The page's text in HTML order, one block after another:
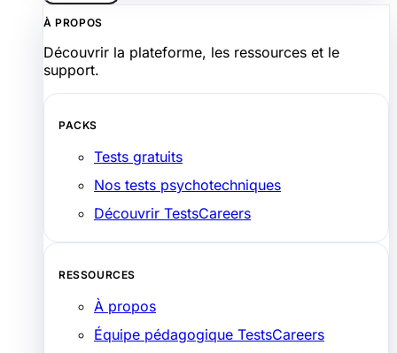
À PROPOS
Découvrir la plateforme, les ressources et le
support.
PACKS
Tests gratuits
Nos tests psychotechniques
Découvrir TestsCareers
RESSOURCES
À propos
Équipe pédagogique TestsCareers